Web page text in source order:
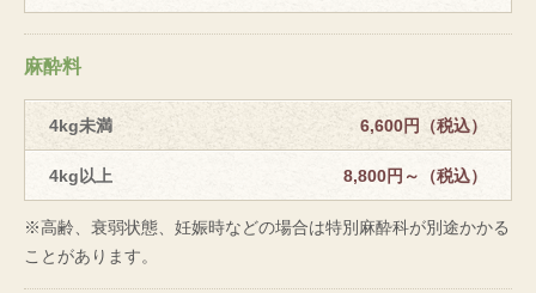
麻酔料
4kg未満 6,600円（税込）
4kg以上 8,800円～（税込）
※高齢、衰弱状態、妊娠時などの場合は特別麻酔科が別途かかる
ことがあります。